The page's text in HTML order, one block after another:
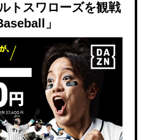
トスワローズを観戦
」